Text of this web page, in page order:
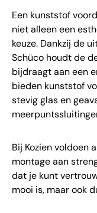
Een kunststof
niet alleen een
keuze. Dankzij de
Schüco houdt de
bijdraagt aan een
bieden kunststof
stevig glas en
Bij Kozien voldoen
montage aan
dat je kunt
mooi is, maar ook